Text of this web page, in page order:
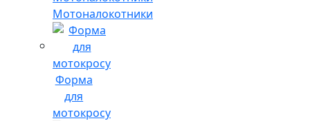
Мотоналокотники
Форма
для
мотокросу